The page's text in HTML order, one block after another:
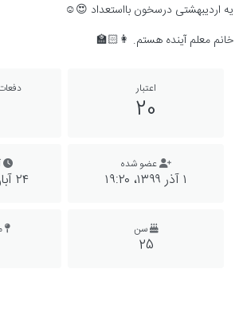
یه اردیبهشتی درسخون بااستعداد 😍☺️
خانم معلم آینده هستم. 👩🏻‍🏫
اعتبار
20
عضو شده
۱ آذر ۱۳۹۹،‏ ۱۹:۲۰ ۲۴ آبان ۱۴۰۱،‏ ۷:۳۹
سن
25